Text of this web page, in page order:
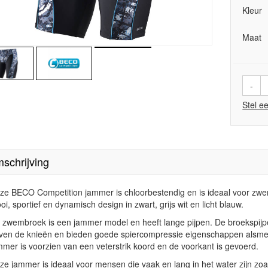
Kleur
Maat
-
Stel
BECO Competition jammer is chloorbestendig en is ideaal voor
sportief en dynamisch design in zwart, grijs wit en licht blauw.
zwembroek is een jammer model en heeft lange pijpen. De
de knieën en bieden goede spiercompressie eigenschappen
is voorzien van een veterstrik koord en de voorkant is gevoerd.
jammer is ideaal voor mensen die vaak en lang in het water zijn